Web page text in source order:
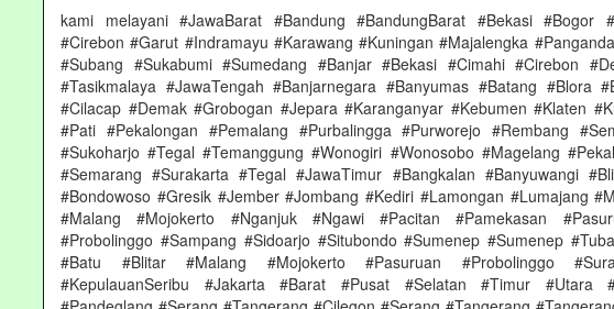
kami melayani #JawaBarat #Bandung #BandungBarat #Bekasi #Bogor
#Cirebon #Garut #Indramayu #Karawang #Kuningan #Majalengka
#Subang #Sukabumi #Sumedang #Banjar #Bekasi #Cimahi #Cirebon
#Tasikmalaya #JawaTengah #Banjarnegara #Banyumas #Batang #Blora
#Cilacap #Demak #Grobogan #Jepara #Karanganyar #Kebumen #Klaten
#Pati #Pekalongan #Pemalang #Purbalingga #Purworejo #Rembang
#Sukoharjo #Tegal #Temanggung #Wonogiri #Wonosobo #Magelang
#Semarang #Surakarta #Tegal #JawaTimur #Bangkalan #Banyuwangi
#Bondowoso #Gresik #Jember #Jombang #Kediri #Lamongan #Lumajang
#Malang #Mojokerto #Nganjuk #Ngawi #Pacitan #Pamekasan
#Probolinggo #Sampang #Sidoarjo #Situbondo #Sumenep #Sumenep
#Batu #Blitar #Malang #Mojokerto #Pasuruan #Probolinggo
#KepulauanSeribu #Jakarta #Barat #Pusat #Selatan #Timur #Utara